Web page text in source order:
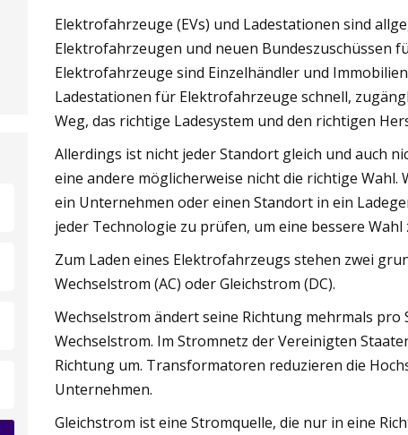
Kennzeichenleser in Kalifornien
Elektrofahrzeuge (EVs) und Ladestationen sind
Elektrofahrzeugen und neuen
Elektrofahrzeuge sind Einzelhändler und
Ladestationen für Elektrofahrzeuge schnell,
Weg, das richtige Ladesystem und den richtigen
Allerdings ist nicht jeder Standort gleich und auch
eine andere möglicherweise nicht die richtige Wahl.
ein Unternehmen oder einen Standort in ein
jeder Technologie zu prüfen, um eine bessere Wahl
Zum Laden eines Elektrofahrzeugs stehen zwei
Wechselstrom (AC) oder Gleichstrom (DC).
Wechselstrom ändert seine Richtung mehrmals
Wechselstrom. Im Stromnetz der Vereinigten
Richtung um. Transformatoren reduzieren die
Unternehmen.
Gleichstrom ist eine Stromquelle, die nur in eine